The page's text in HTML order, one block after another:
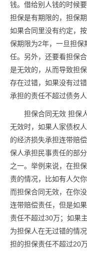
钱。借给别人钱的时候
担保是有期限的，担保
如果合同里没有约定，
保期限为2年，一旦担保
任。另外，还要看担保
是无效的，从而导致担
存在过错，如果没有过
承担的责任不超过债务
担保合同无效 担保
无效时，如果人家债权
的经济损失承担连带赔
保人承担民事责任的部
之一。举例来说，在担
责的情况，比如有人欠
而担保合同无效，在你
连带赔偿责任，但是如
责任不超过30万；如果
为担保人在无过错的情
担的担保责任不超过20万